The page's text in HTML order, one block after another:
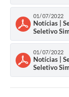
01/07/2022
Notícias |
Seletivo
01/07/2022
Notícias |
Seletivo